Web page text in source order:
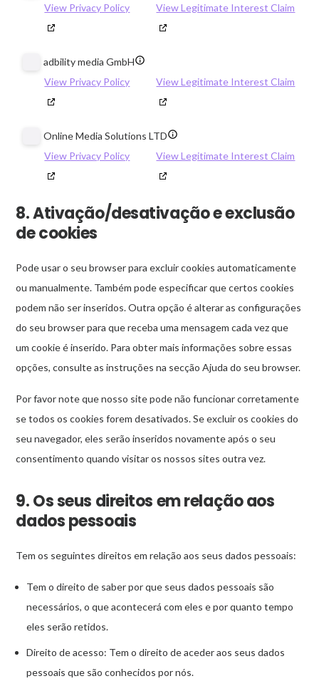
Group
GmbH
detalhes
de
limited
View Privacy Policy View Legitimate Interest Claim
adbility media GmbHMostrar
detalhes
media
GmbH
View Privacy Policy View Legitimate Interest Claim
Online Media Solutions LTDMostrar
detalhes
Media
View Privacy Policy View Legitimate Interest Claim
ProgrammaticX LTDMostrar
ProgrammaticX
LTD
View Privacy Policy
Target Better IncMostrar
detalhes
Target
Better
View Privacy Policy View Legitimate Interest Claim
de
GetmediaMX
LLC
WNSDY
Media
adbility online GmbHMostrar
detalhes
online
GmbH
View Privacy Policy
Eacnur Fornecedor não-TCF Mostrar
detalhes
View Privacy Policy View Legitimate Interest Claim
8. Ativação/desativação e exclusão
de cookies
Pode usar o seu browser para excluir cookies automaticamente
ou manualmente. Também pode especificar que certos cookies
podem não ser inseridos. Outra opção é alterar as configurações
do seu browser para que receba uma mensagem cada vez que
um cookie é inserido. Para obter mais informações sobre essas
opções, consulte as instruções na secção Ajuda do seu browser.
Por favor note que nosso site pode não funcionar corretamente
se todos os cookies forem desativados. Se excluir os cookies do
seu navegador, eles serão inseridos novamente após o seu
consentimento quando visitar os nossos sites outra vez.
9. Os seus direitos em relação aos
dados pessoais
Tem os seguintes direitos em relação aos seus dados pessoais:
Tem o direito de saber por que seus dados pessoais são
necessários, o que acontecerá com eles e por quanto tempo
eles serão retidos.
Direito de acesso: Tem o direito de aceder aos seus dados
pessoais que são conhecidos por nós.